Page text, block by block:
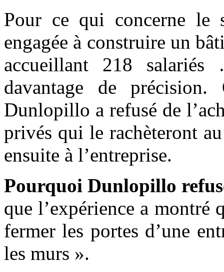
Pour ce qui concerne le
engagée à construire un
accueillant 218
davantage de
Dunlopillo a refusé de
privés qui le rachèteront
ensuite à l’entreprise.
Pourquoi Dunlopillo
que l’expérience a montré
fermer les portes d’une
les murs ».